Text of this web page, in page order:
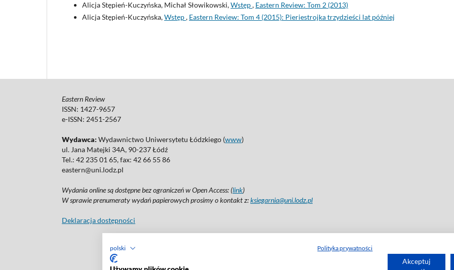
polski Polityka prywatności
Akceptuj
Alicja Stępień-Kuczyńska, Michał Słowikowski,Wstęp, Eastern Review: Tom 2 (2013)
Alicja Stępień-Kuczyńska,Wstęp, Eastern Review: Tom 4 (2015): Pieriestrojka trzydzieści lat później
Eastern Review
ISSN: 1427-9657
e-ISSN: 2451-2567
Wydawca: Wydawnictwo Uniwersytetu Łódzkiego (www)
ul. Jana Matejki 34A, 90-237 Łódź
Tel.: 42 235 01 65, fax: 42 66 55 86
eastern@uni.lodz.pl
Wydania online są dostępne bez ograniczeń w Open Access: (link)
W sprawie prenumeraty wydań papierowych prosimy o kontakt z:ksiegarnia@uni.lodz.pl
Deklaracja dostępności